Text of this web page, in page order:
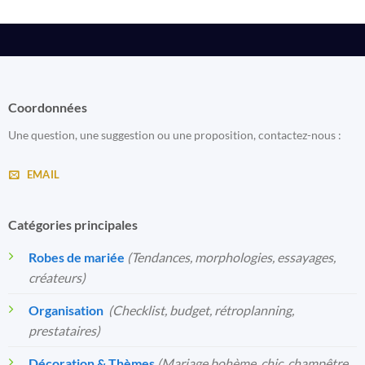
Coordonnées
Une question, une suggestion ou une proposition, contactez-nous :
EMAIL
Catégories principales
Robes de mariée (Tendances, morphologies, essayages,
créateurs)
Organisation️ (Checklist, budget, rétroplanning,
prestataires)